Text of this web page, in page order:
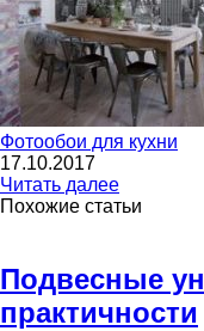
Фотообои для кухни
17.10.2017
Читать далее
Похожие статьи
Подвесные
практичности